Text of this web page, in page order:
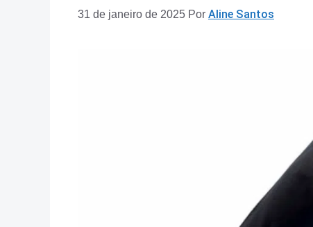
31 de janeiro de 2025 Por Aline Santos